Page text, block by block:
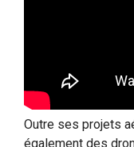
Outre ses projets
également des